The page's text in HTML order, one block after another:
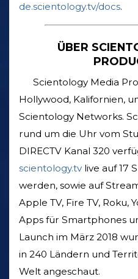
de.scientology.tv/docs.
ÜBER
Scientology Media
Hollywood, Kalifornien,
Scientology Networks.
rund um die Uhr vom
DIRECTV Kanal 320
scientology.tv live auf 17
werden, sowie auf
Apple TV, Fire TV, Roku,
Apps für Smartphones
Launch im März 2018
in 240 Ländern und
Welt angeschaut.